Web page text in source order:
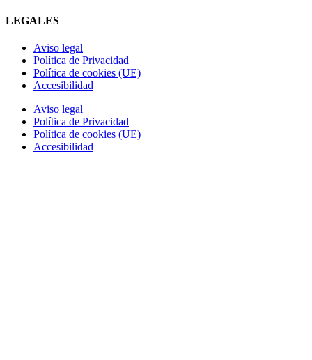
LEGALES
Aviso legal
Política de Privacidad
Política de cookies (UE)
Accesibilidad
Aviso legal
Política de Privacidad
Política de cookies (UE)
Accesibilidad